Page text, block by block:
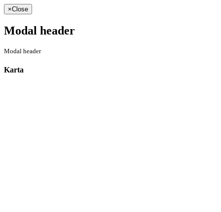
×Close
Modal header
Modal header
Karta